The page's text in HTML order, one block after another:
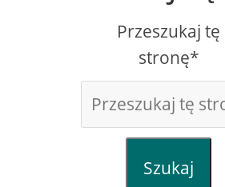
Przeszukaj tę
stronę*
Szukaj